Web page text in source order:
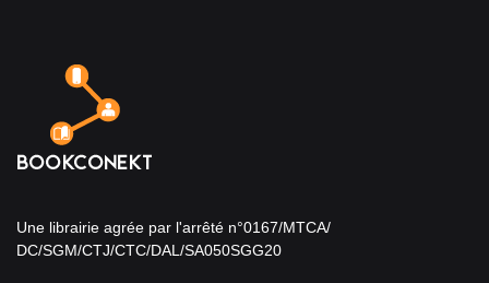
Une librairie agrée par l'arrêté n°0167/MTCA/
DC/SGM/CTJ/CTC/DAL/SA050SGG20